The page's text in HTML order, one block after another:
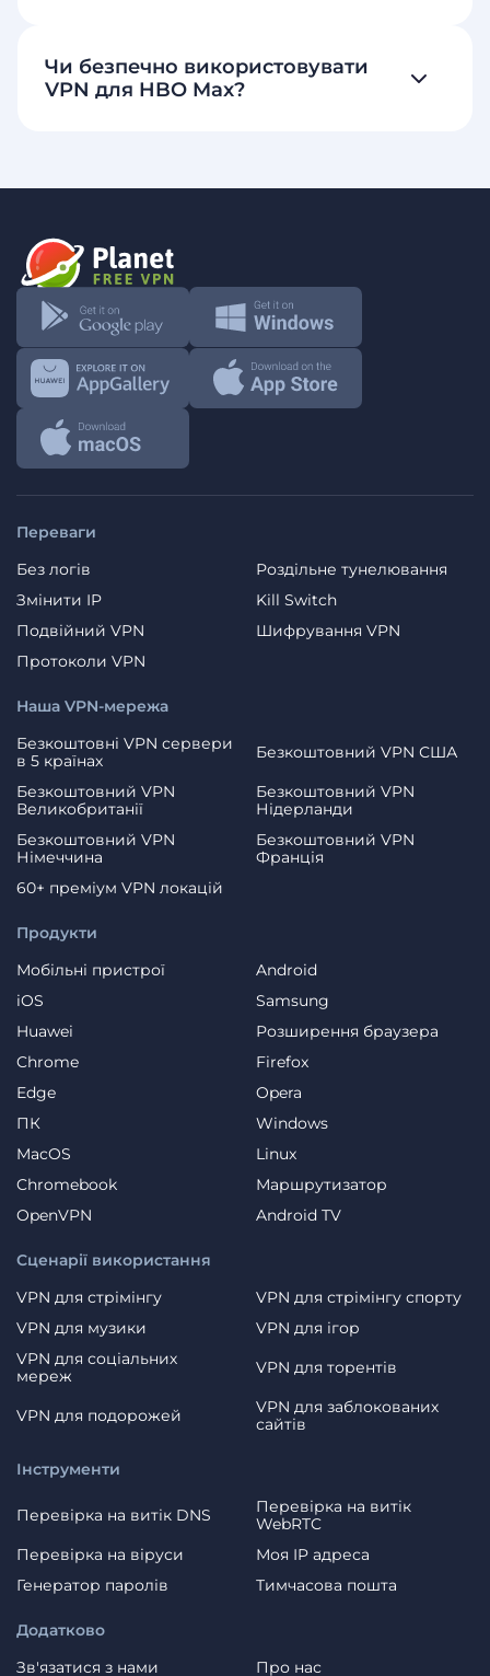
Чи безпечно використовувати
VPN для HBO Max?
Переваги
Без логів
Роздільне тунелювання
Змінити IP
Kill Switch
Подвійний VPN
Шифрування VPN
Протоколи VPN
Продукти
Мобільні пристрої
Android
iOS
Samsung
Huawei
Розширення браузера
Chrome
Firefox
Edge
Opera
ПК
Windows
MacOS
Linux
Chromebook
Маршрутизатор
OpenVPN
Android TV
Сценарії використання
VPN для стрімінгу
VPN для стрімінгу спорту
VPN для музики
VPN для ігор
VPN для соціальних
мереж
VPN для торентів
VPN для подорожей
VPN для заблокованих
сайтів
Додатково
Зв'язатися з нами
Про нас
Наша VPN-мережа
Безкоштовні VPN сервери
в 5 країнах
Безкоштовний VPN США
Безкоштовний VPN
Великобританії
Безкоштовний VPN
Нідерланди
Безкоштовний VPN
Німеччина
Безкоштовний VPN
Франція
60+ преміум VPN локацій
Інструменти
Перевірка на витік DNS
Перевірка на витік
WebRTC
Перевірка на віруси
Моя IP адреса
Генератор паролів
Тимчасова пошта